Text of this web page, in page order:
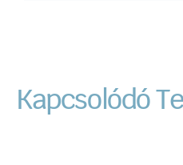
Kapcsolódó